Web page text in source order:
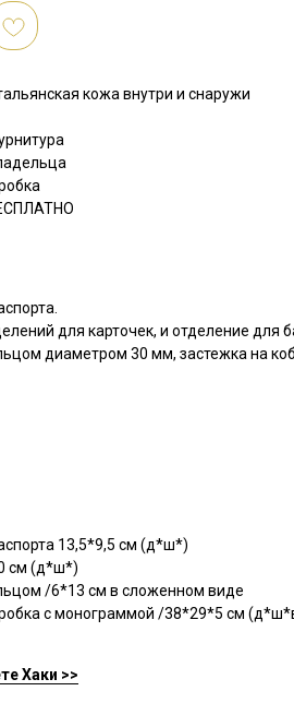
кожа внутри и снаружи
для карточек, и отделение для
диаметром 30 мм, застежка на
13,5*9,5 см (д*ш*)
см (д*ш*)
/6*13 см в сложенном виде
с монограммой /38*29*5 см
Хаки >>